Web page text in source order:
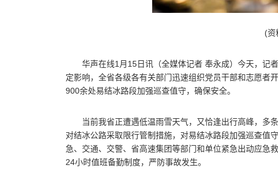
(资
华声在线1月15日讯（全媒体记者 奉永成）今天，记
定影响，全省各级各有关部门迅速组织党员干部和志愿者
900余处易结冰路段加强巡查值守，确保安全。
当前我省正遭遇低温雨雪天气，又恰逢出行高峰，多
对结冰公路采取限行管制措施，对易结冰路段加强巡查值
急、交通、交警、省高速集团等部门和单位紧急出动应急
24小时值班备勤制度，严防事故发生。